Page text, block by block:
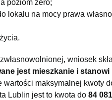
poziom zero;
lokalu na mocy prawa
wniosek
jest mieszkanie i
wartości maksymalnej kwoty
Lublin jest to kwota do 84